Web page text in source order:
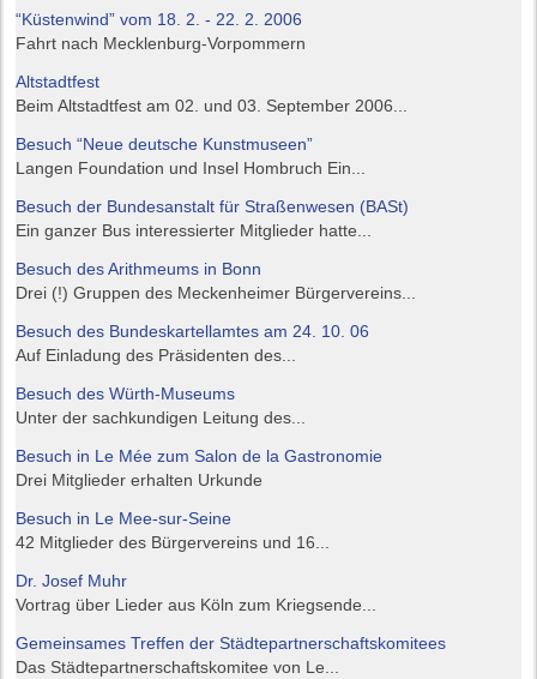
“Küstenwind” vom 18. 2. - 22. 2. 2006
Fahrt nach Mecklenburg-Vorpommern
Altstadtfest
Beim Altstadtfest am 02. und 03. September 2006...
Besuch “Neue deutsche Kunstmuseen”
Langen Foundation und Insel Hombruch Ein...
Besuch der Bundesanstalt für Straßenwesen (BASt)
Ein ganzer Bus interessierter Mitglieder hatte...
Besuch des Arithmeums in Bonn
Drei (!) Gruppen des Meckenheimer Bürgervereins...
Besuch des Bundeskartellamtes am 24. 10. 06
Auf Einladung des Präsidenten des...
Besuch des Würth-Museums
Unter der sachkundigen Leitung des...
Besuch in Le Mée zum Salon de la Gastronomie
Drei Mitglieder erhalten Urkunde
Besuch in Le Mee-sur-Seine
42 Mitglieder des Bürgervereins und 16...
Dr. Josef Muhr
Vortrag über Lieder aus Köln zum Kriegsende...
Gemeinsames Treffen der Städtepartnerschaftskomitees
Das Städtepartnerschaftskomitee von Le...